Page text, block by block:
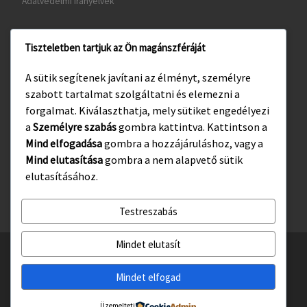
www.visitgyula.com
www.gyulakult.hu
Facebook Instagram
© 2026Gyulasport Nonprofit Kft.– All rights reserved
– Designed with theCustomizr téma haladó beállításai
Tiszteletben tartjuk az Ön magánszféráját
A sütik segítenek javítani az élményt, személyre
szabott tartalmat szolgáltatni és elemezni a
forgalmat. Kiválaszthatja, mely sütiket engedélyezi
a Személyre szabásgombra kattintva. Kattintson a
Mind elfogadásagombra a hozzájáruláshoz, vagy a
Mind elutasításagombra a nem alapvető sütik
elutasításához.
Testreszabás
Mindet elutasít
Mindet elfogad